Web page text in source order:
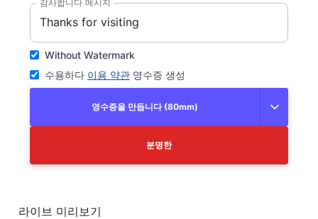
감사합니다 메시지
Without Watermark
수용하다 이용 약관 영수증 생성
영수증을 만듭니다 (80mm)
분명한
라이브 미리보기